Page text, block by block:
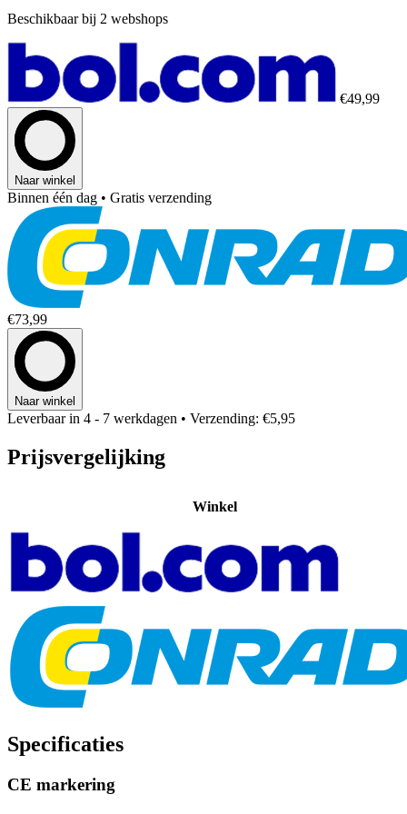
Beschikbaar bij 2 webshops
€49,99
Naar winkel
Binnen één dag • Gratis verzending
€73,99
Naar winkel
Leverbaar in 4 - 7 werkdagen • Verzending: €5,95
Prijsvergelijking
Winkel
Specificaties
CE markering